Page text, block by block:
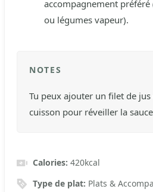
accompagnement
ou légumes vapeur).
NOTES
Tu peux ajouter un filet de
cuisson pour réveiller la
Calories:420kcal
Type de plat: Plats &